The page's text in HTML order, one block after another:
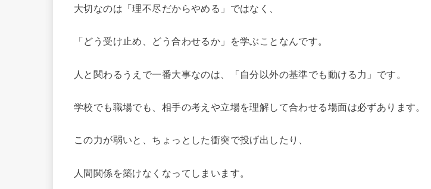
大切なのは「理不尽だからやめる」ではなく、
「どう受け止め、どう合わせるか」を学ぶことなんです。
人と関わるうえで一番大事なのは、「自分以外の基準でも動ける力」です。
学校でも職場でも、相手の考えや立場を理解して合わせる場面は必ずあります。
この力が弱いと、ちょっとした衝突で投げ出したり、
人間関係を築けなくなってしまいます。